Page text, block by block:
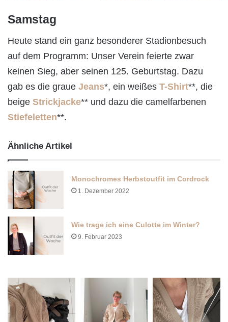
Samstag
Heute stand ein ganz besonderer Stadionbesuch
auf dem Programm: Unser Verein feierte zwar
keinen Sieg, aber seinen 125. Geburtstag. Dazu
gab es die graue Jeans*, ein weißes T-Shirt**, die
beige Strickjacke** und dazu die camelfarbenen
Stiefeletten**.
Ähnliche Artikel
Monochromes Herbstoutfit im Cordrock
1. Dezember 2022
Wie trage ich eine Culotte im Winter?
9. Februar 2023